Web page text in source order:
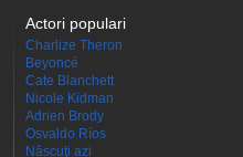
Actori populari
Charlize Theron
Beyoncé
Cate Blanchett
Nicole Kidman
Adrien Brody
Osvaldo Ríos
Născuţi azi